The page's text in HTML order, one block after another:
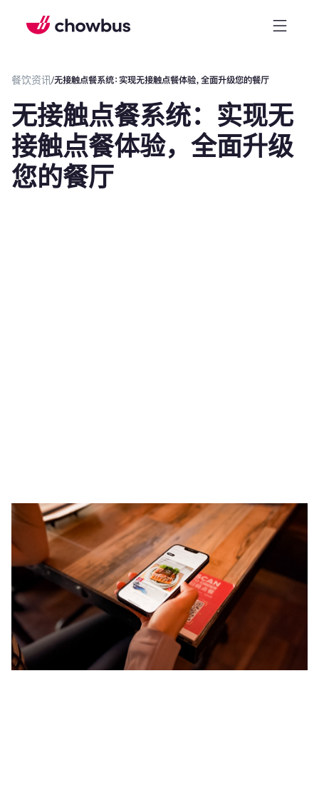
餐饮资讯/无接触点餐系统：实现无接触点餐体验，全面升级您的餐厅
无接触点餐系统：实现无
接触点餐体验，全面升级
您的餐厅